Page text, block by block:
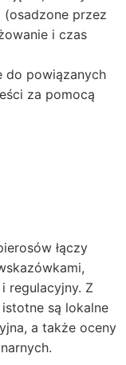
przez
i czas
do powiązanych
za pomocą
łączy
regulacyjny. Z
są lokalne
a także oceny